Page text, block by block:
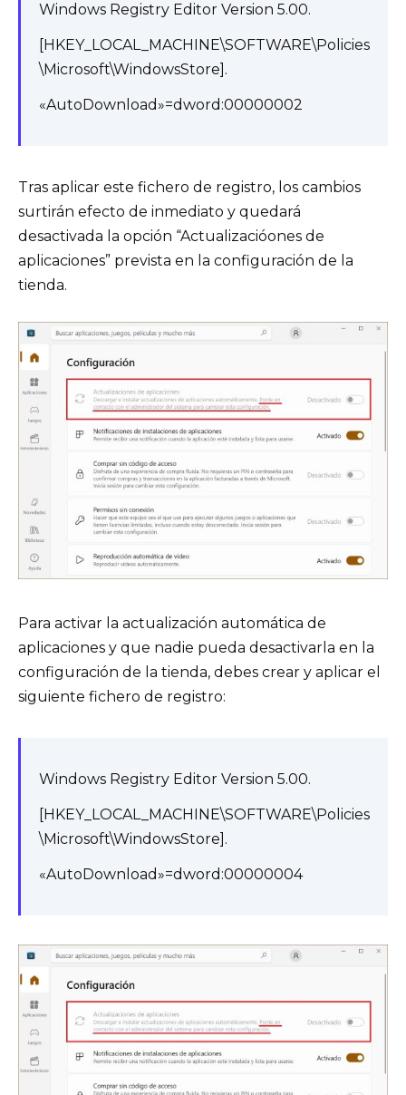
Windows Registry Editor Version 5.00.
[HKEY_LOCAL_MACHINE\SOFTWARE\Policies
\Microsoft\WindowsStore].
«AutoDownload»=dword:00000002
Tras aplicar este fichero de registro, los cambios
surtirán efecto de inmediato y quedará
desactivada la opción “Actualizacióones de
aplicaciones” prevista en la configuración de la
tienda.
Para activar la actualización automática de
aplicaciones y que nadie pueda desactivarla en la
configuración de la tienda, debes crear y aplicar el
siguiente fichero de registro:
Windows Registry Editor Version 5.00.
[HKEY_LOCAL_MACHINE\SOFTWARE\Policies
\Microsoft\WindowsStore].
«AutoDownload»=dword:00000004